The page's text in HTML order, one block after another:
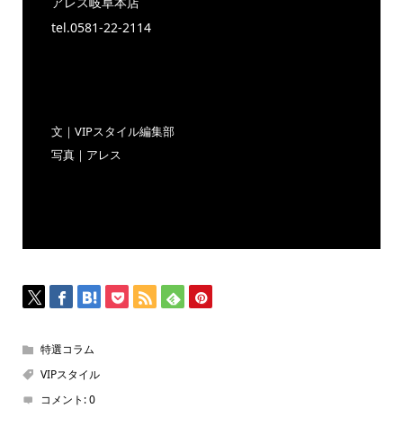
tel.0581-22-2114
文｜VIPスタイル編集部
写真｜アレス
特選コラム
VIPスタイル
コメント:0